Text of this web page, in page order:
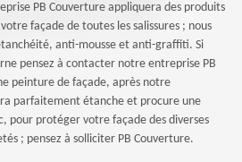
PB Couverture appliquera des produits
façade de toutes les salissures ; nous
anti-mousse et anti-graffiti. Si
pensez à contacter notre entreprise PB
peinture de façade, après notre
parfaitement étanche et procure une
pour protéger votre façade des diverses
; pensez à solliciter PB Couverture.